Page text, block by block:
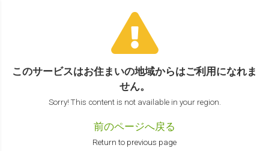
このサービスはお住まいの地域からはご利用になれま
せん。
Sorry! This content is not available in your region.
前のページへ戻る
Return to previous page